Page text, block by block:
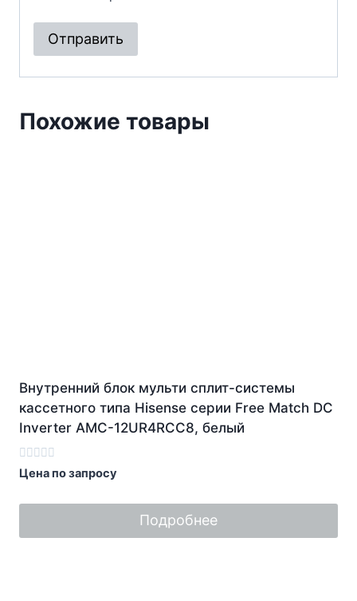
Похожие товары
Внутренний блок мульти сплит-системы
кассетного типа Hisense серии Free Match DC
Inverter AMC-12UR4RCC8, белый
Оценка
0
5
Цена по запросу
Подробнее